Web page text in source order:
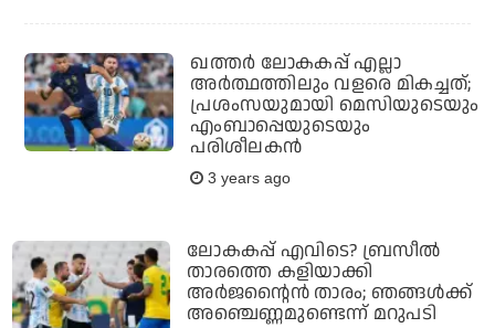
ഖത്തർ ലോകകപ്പ് എല്ലാ
അർത്ഥത്തിലും വളരെ മികച്ചത്;
പ്രശംസയുമായി മെസിയുടെയും
എംബാപ്പെയുടെയും
പരിശീലകൻ
3 years ago
ലോകകപ്പ് എവിടെ? ബ്രസീൽ
താരത്തെ കളിയാക്കി
അർജന്റൈൻ താരം; ഞങ്ങൾക്ക്
അഞ്ചെണ്ണമുണ്ടെന്ന് മറുപടി